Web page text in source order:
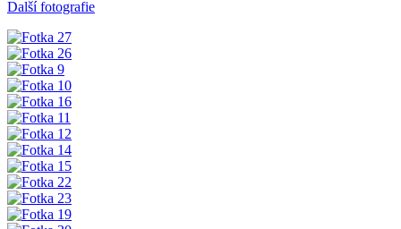
Další fotografie